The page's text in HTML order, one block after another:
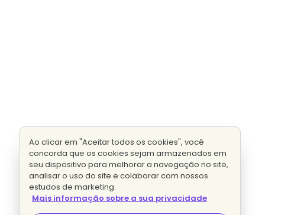
Ao clicar em "Aceitar todos os cookies", você
concorda que os cookies sejam armazenados em
seu dispositivo para melhorar a navegação no site,
analisar o uso do site e colaborar com nossos
estudos de marketing.
Mais informação sobre a sua privacidade